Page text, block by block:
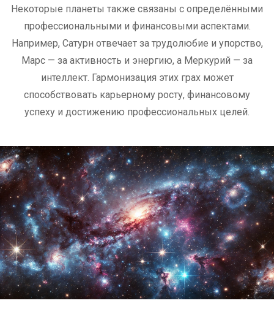
Некоторые планеты также связаны с определёнными
профессиональными и финансовыми аспектами.
Например, Сатурн отвечает за трудолюбие и упорство,
Марс — за активность и энергию, а Меркурий — за
интеллект. Гармонизация этих грах может
способствовать карьерному росту, финансовому
успеху и достижению профессиональных целей.